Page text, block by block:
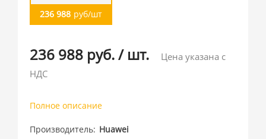
236 988 руб/шт
236 988 руб./ шт.
Цена указана с
НДС
Полное описание
Производитель Huawei